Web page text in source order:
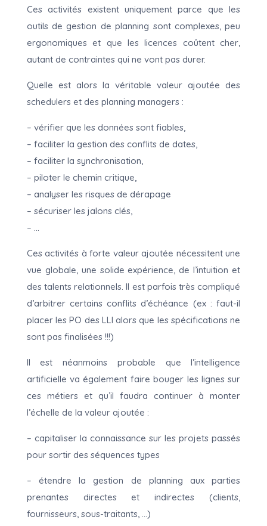
Ces activités existent uniquement parce que les
outils de gestion de planning sont complexes, peu
ergonomiques et que les licences coûtent cher,
autant de contraintes qui ne vont pas durer.
Quelle est alors la véritable valeur ajoutée des
schedulers et des planning managers :
– vérifier que les données sont fiables,
– faciliter la gestion des conflits de dates,
– faciliter la synchronisation,
– piloter le chemin critique,
– analyser les risques de dérapage
– sécuriser les jalons clés,
– …
Ces activités à forte valeur ajoutée nécessitent une
vue globale, une solide expérience, de l’intuition et
des talents relationnels. Il est parfois très compliqué
d’arbitrer certains conflits d’échéance (ex : faut-il
placer les PO des LLI alors que les spécifications ne
sont pas finalisées !!!)
Il est néanmoins probable que l’intelligence
artificielle va également faire bouger les lignes sur
ces métiers et qu’il faudra continuer à monter
l’échelle de la valeur ajoutée :
– capitaliser la connaissance sur les projets passés
pour sortir des séquences types
– étendre la gestion de planning aux parties
prenantes directes et indirectes (clients,
fournisseurs, sous-traitants, …)